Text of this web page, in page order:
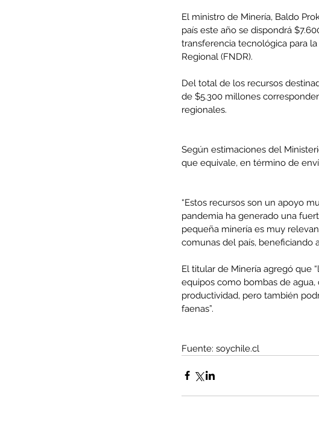
Our Recent Posts
Minería del cobre enfrenta
menor producción mientras
operaciones avanzan en
inversión y eficiencia
El ministro de Minería, Baldo
país este año se dispondrá
transferencia tecnológica para
Regional (FNDR).
Del total de los recursos
de $5.300 millones
regionales.
Según estimaciones del
que equivale, en término de
“Estos recursos son un apoyo
pandemia ha generado una
pequeña minería es muy
comunas del país, beneficiando
El titular de Minería agregó que
equipos como bombas de agua,
productividad, pero también
faenas”.
Fuente: soychile.cl